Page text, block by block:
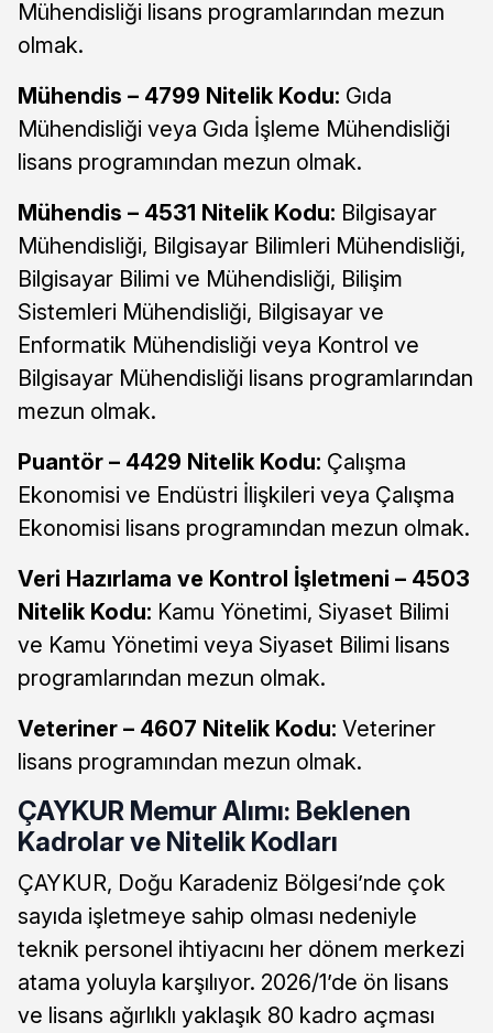
Mühendisliği lisans programlarından mezun
olmak.
Mühendis – 4799 Nitelik Kodu: Gıda
Mühendisliği veya Gıda İşleme Mühendisliği
lisans programından mezun olmak.
Mühendis – 4531 Nitelik Kodu: Bilgisayar
Mühendisliği, Bilgisayar Bilimleri Mühendisliği,
Bilgisayar Bilimi ve Mühendisliği, Bilişim
Sistemleri Mühendisliği, Bilgisayar ve
Enformatik Mühendisliği veya Kontrol ve
Bilgisayar Mühendisliği lisans programlarından
mezun olmak.
Puantör – 4429 Nitelik Kodu: Çalışma
Ekonomisi ve Endüstri İlişkileri veya Çalışma
Ekonomisi lisans programından mezun olmak.
Veri Hazırlama ve Kontrol İşletmeni – 4503
Nitelik Kodu: Kamu Yönetimi, Siyaset Bilimi
ve Kamu Yönetimi veya Siyaset Bilimi lisans
programlarından mezun olmak.
Veteriner – 4607 Nitelik Kodu: Veteriner
lisans programından mezun olmak.
ÇAYKUR Memur Alımı: Beklenen
Kadrolar ve Nitelik Kodları
ÇAYKUR, Doğu Karadeniz Bölgesi’nde çok
sayıda işletmeye sahip olması nedeniyle
teknik personel ihtiyacını her dönem merkezi
atama yoluyla karşılıyor. 2026/1’de ön lisans
ve lisans ağırlıklı yaklaşık 80 kadro açması